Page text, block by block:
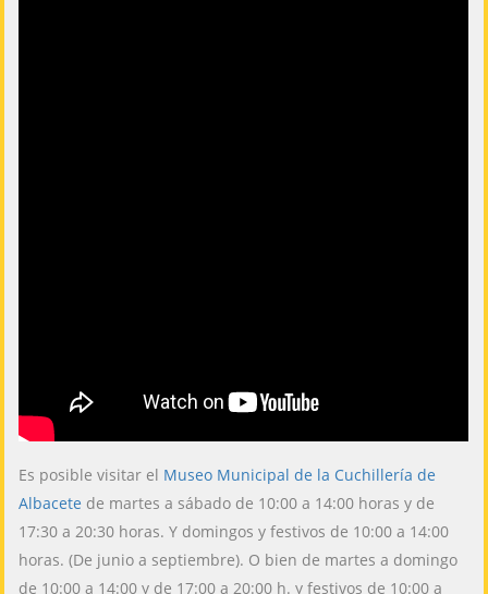
Es posible visitar el Museo Municipal de la Cuchillería de
Albacete de martes a sábado de 10:00 a 14:00 horas y de
17:30 a 20:30 horas. Y domingos y festivos de 10:00 a 14:00
horas. (De junio a septiembre). O bien de martes a domingo
de 10:00 a 14:00 y de 17:00 a 20:00 h. y festivos de 10:00 a